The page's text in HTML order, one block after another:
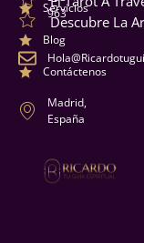
963
Madrid,
España
Servicios
Blog
Contáctenos
Descubre La